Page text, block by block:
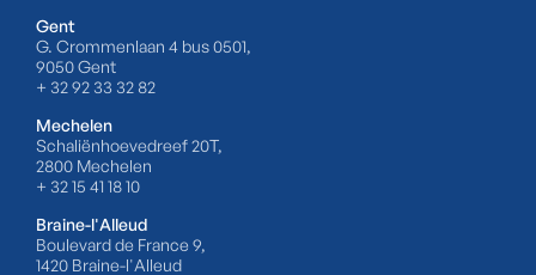
Gent
G. Crommenlaan 4 bus 0501,
9050 Gent
+ 32 92 33 32 82
Mechelen
Schaliënhoevedreef 20T,
2800 Mechelen
+ 32 15 41 18 10
Braine-l'Alleud
Boulevard de France 9,
1420 Braine-l'Alleud